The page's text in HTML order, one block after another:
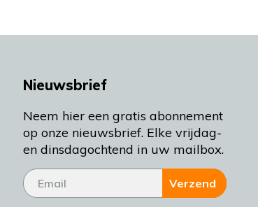
Nieuwsbrief
Neem hier een gratis abonnement
op onze nieuwsbrief. Elke vrijdag-
en dinsdagochtend in uw mailbox.
Verzend